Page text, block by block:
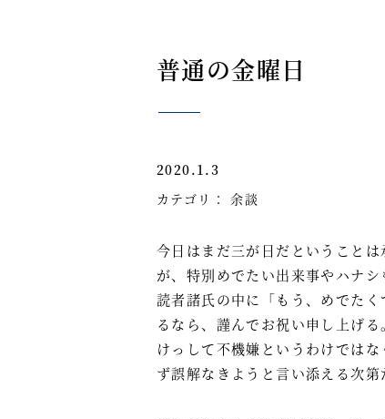
普通の金曜日
2020.1.3
カテゴリ： 余談
今日はまだ三が日だということは
が、特別めでたい出来事やハナ
読者諸氏の中に「もう、めでた
るなら、謹んでお祝い申し上げる。
けっして不機嫌というわけでは
ず誤解なきようと言い添える次第